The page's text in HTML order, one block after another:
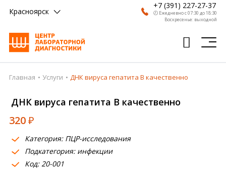
Красноярск
+7 (391) 227-27-37
🕗 Ежедневно с 07:30 до 18:30
Воскресенье: выходной
Главная
Анализы
Врачи
Получить результат
Пациентам
Главная Услуги ДНК вируса гепатита В качественно
ДНК вируса гепатита В качественно
320₽
Категория: ПЦР-исследования
Подкатегория: инфекции
Код: 20-001